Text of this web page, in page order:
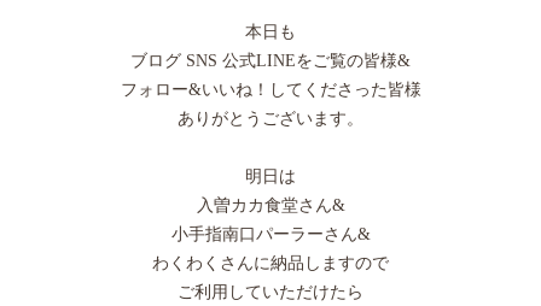
本日も
ブログ SNS 公式LINEをご覧の皆様&
フォロー&いいね！してくださった皆様
ありがとうございます。
明日は
入曽カカ食堂さん&
小手指南口パーラーさん&
わくわくさんに納品しますので
ご利用していただけたら